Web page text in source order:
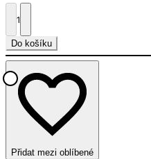
1
Do košíku
Přidat mezi oblíbené